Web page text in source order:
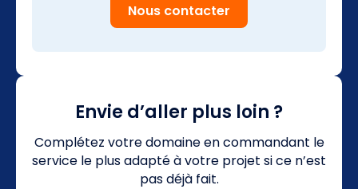
Nous contacter
Envie d’aller plus loin ?
Complétez votre domaine en commandant le
service le plus adapté à votre projet si ce n’est
pas déjà fait.